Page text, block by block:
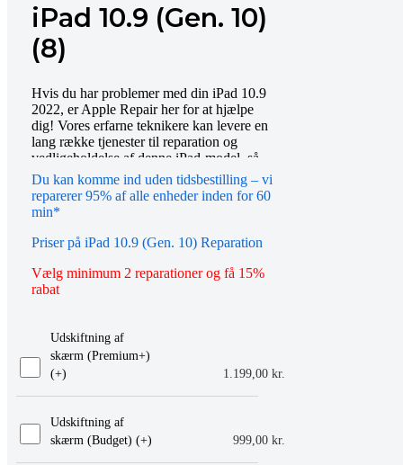
iPad 10.9 (Gen. 10)
(8)
Hvis du har problemer med din iPad 10.9
2022, er Apple Repair her for at hjælpe
dig! Vores erfarne teknikere kan levere en
lang række tjenester til reparation og
vedligeholdelse af denne iPad-model, så
du kan komme op at køre igen på ingen
tid. Uanset om det er en revnet skærm,
defekte knapper eller noget helt andet, har
problemet og finde en effektiv løsning, der
er skræddersyet til dine specifikke behov.
Med Apple Repair vil din iPad 10.9 2022
være så god som ny, før du ved af det!
Du kan komme ind uden tidsbestilling – vi
reparerer 95% af alle enheder inden for 60
min*
Priser på iPad 10.9 (Gen. 10) Reparation
Vælg minimum 2 reparationer og få 15%
rabat
Udskiftning af
skærm (Premium+)
(+
1.199,00 kr.
)
Udskiftning af
skærm (Budget) (+
999,00 kr.
)